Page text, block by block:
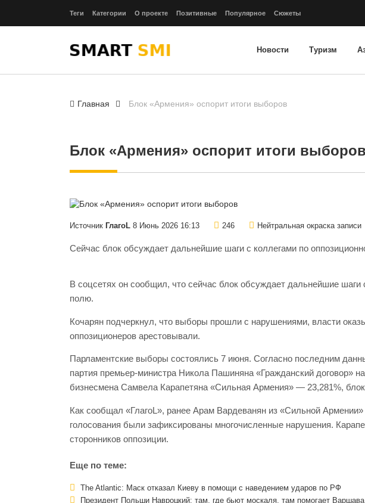
Теги Категории О проекте Позитивные Популярное Сюжеты
Новости Туризм
Главная Блок «Армения» оспорит итоги выборов
Блок «Армения» оспорит итоги выборов
Источник ГлагоL 8 Июнь 2026 16:13 246 Нейтральная окраска записи
Сейчас блок обсуждает дальнейшие шаги с коллегами по
В соцсетях он сообщил, что сейчас блок обсуждает дальнейшие шаги
полю.
Кочарян подчеркнул, что выборы прошли с нарушениями, власти
оппозиционеров арестовывали.
Парламентские выборы состоялись 7 июня. Согласно последним
партия премьер-министра Никола Пашиняна «Гражданский договор»
бизнесмена Самвела Карапетяна «Сильная Армения» — 23,281%,
Как сообщал «ГлагоL», ранее Арам Вардеванян из «Сильной Армении»
голосования были зафиксированы многочисленные нарушения.
сторонников оппозиции.
Еще по теме:
The Atlantic: Маск отказал Киеву в помощи с наведением ударов по РФ
Президент Польши Навроцкий: там, где бьют москаля, там помогает Варшава